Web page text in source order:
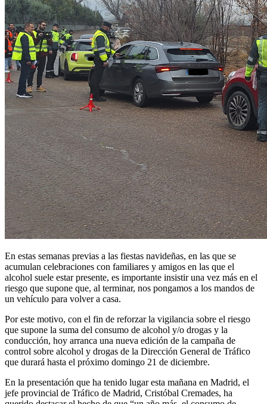
En estas semanas previas a las fiestas navideñas, en las que se
acumulan celebraciones con familiares y amigos en las que el
alcohol suele estar presente, es importante insistir una vez más en el
riesgo que supone que, al terminar, nos pongamos a los mandos de
un vehículo para volver a casa.
Por este motivo, con el fin de reforzar la vigilancia sobre el riesgo
que supone la suma del consumo de alcohol y/o drogas y la
conducción, hoy arranca una nueva edición de la campaña de
control sobre alcohol y drogas de la Dirección General de Tráfico
que durará hasta el próximo domingo 21 de diciembre.
En la presentación que ha tenido lugar esta mañana en Madrid, el
jefe provincial de Tráfico de Madrid, Cristóbal Cremades, ha